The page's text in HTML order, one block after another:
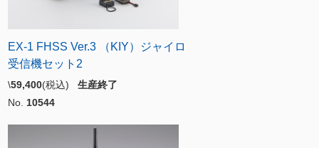
EX-1 FHSS Ver.3 （KIY）ジャイロ
受信機セット2
\59,400(税込) 生産終了
No. 10544